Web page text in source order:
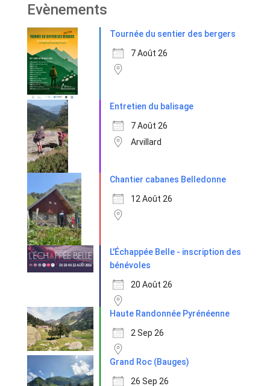
Evènements
Tournée du sentier des bergers
7 Août 26
Entretien du balisage
7 Août 26
Arvillard
Chantier cabanes Belledonne
12 Août 26
L'Échappée Belle - inscription des
bénévoles
20 Août 26
Haute Randonnée Pyrénéenne
2 Sep 26
Grand Roc (Bauges)
26 Sep 26